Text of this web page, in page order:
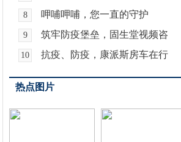
8 呷哺呷哺，您一直的守护
9 筑牢防疫堡垒，固生堂视频咨
10 抗疫、防疫，康派斯房车在行
热点图片